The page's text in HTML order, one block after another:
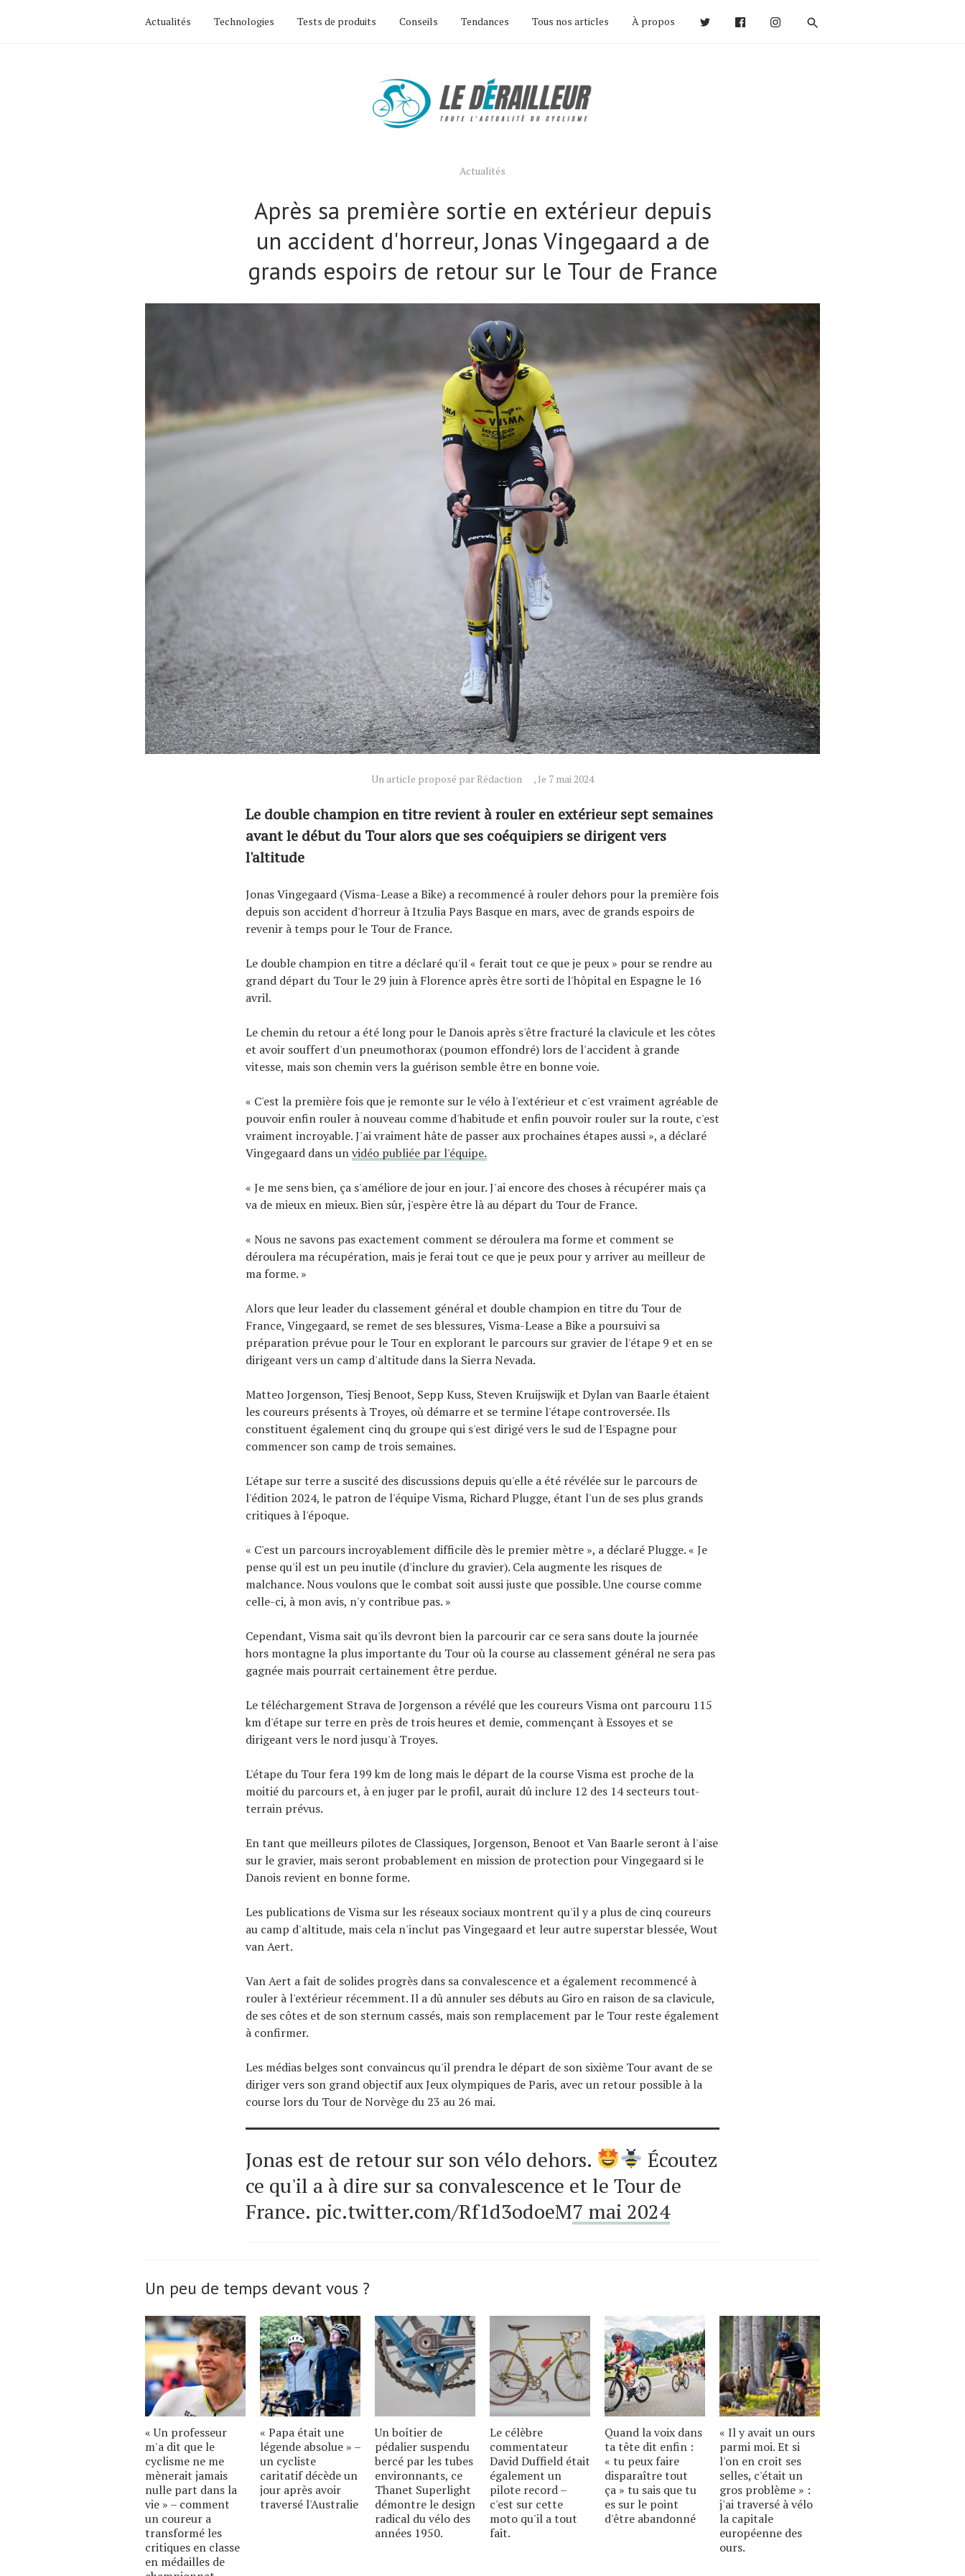
Actualités Technologies Tests de produits Conseils Tendances Tous nos articles À propos
Actualités
Après sa première sortie en extérieur depuis
un accident d'horreur, Jonas Vingegaard a de
grands espoirs de retour sur le Tour de France
Un article proposé par Rédaction , le 7 mai 2024
Le double champion en titre revient à rouler en extérieur sept semaines
avant le début du Tour alors que ses coéquipiers se dirigent vers
l'altitude
Jonas Vingegaard (Visma-Lease a Bike) a recommencé à rouler dehors pour la première fois
depuis son accident d'horreur à Itzulia Pays Basque en mars, avec de grands espoirs de
revenir à temps pour le Tour de France.
Le double champion en titre a déclaré qu'il « ferait tout ce que je peux » pour se rendre au
grand départ du Tour le 29 juin à Florence après être sorti de l'hôpital en Espagne le 16
avril.
Le chemin du retour a été long pour le Danois après s'être fracturé la clavicule et les côtes
et avoir souffert d'un pneumothorax (poumon effondré) lors de l'accident à grande
vitesse, mais son chemin vers la guérison semble être en bonne voie.
« C'est la première fois que je remonte sur le vélo à l'extérieur et c'est vraiment agréable de
pouvoir enfin rouler à nouveau comme d'habitude et enfin pouvoir rouler sur la route, c'est
vraiment incroyable. J'ai vraiment hâte de passer aux prochaines étapes aussi », a déclaré
Vingegaard dans unvidéo publiée par l'équipe.
« Je me sens bien, ça s'améliore de jour en jour. J'ai encore des choses à récupérer mais ça
va de mieux en mieux. Bien sûr, j'espère être là au départ du Tour de France.
« Nous ne savons pas exactement comment se déroulera ma forme et comment se
déroulera ma récupération, mais je ferai tout ce que je peux pour y arriver au meilleur de
ma forme. »
Alors que leur leader du classement général et double champion en titre du Tour de
France, Vingegaard, se remet de ses blessures, Visma-Lease a Bike a poursuivi sa
préparation prévue pour le Tour en explorant le parcours sur gravier de l'étape 9 et en se
dirigeant vers un camp d'altitude dans la Sierra Nevada.
Matteo Jorgenson, Tiesj Benoot, Sepp Kuss, Steven Kruijswijk et Dylan van Baarle étaient
les coureurs présents à Troyes, où démarre et se termine l'étape controversée. Ils
constituent également cinq du groupe qui s'est dirigé vers le sud de l'Espagne pour
commencer son camp de trois semaines.
L'étape sur terre a suscité des discussions depuis qu'elle a été révélée sur le parcours de
l'édition 2024, le patron de l'équipe Visma, Richard Plugge, étant l'un de ses plus grands
critiques à l'époque.
« C'est un parcours incroyablement difficile dès le premier mètre », a déclaré Plugge. « Je
pense qu'il est un peu inutile (d'inclure du gravier). Cela augmente les risques de
malchance. Nous voulons que le combat soit aussi juste que possible. Une course comme
celle-ci, à mon avis, n'y contribue pas. »
Cependant, Visma sait qu'ils devront bien la parcourir car ce sera sans doute la journée
hors montagne la plus importante du Tour où la course au classement général ne sera pas
gagnée mais pourrait certainement être perdue.
Le téléchargement Strava de Jorgenson a révélé que les coureurs Visma ont parcouru 115
km d'étape sur terre en près de trois heures et demie, commençant à Essoyes et se
dirigeant vers le nord jusqu'à Troyes.
L'étape du Tour fera 199 km de long mais le départ de la course Visma est proche de la
moitié du parcours et, à en juger par le profil, aurait dû inclure 12 des 14 secteurs tout-
terrain prévus.
En tant que meilleurs pilotes de Classiques, Jorgenson, Benoot et Van Baarle seront à l'aise
sur le gravier, mais seront probablement en mission de protection pour Vingegaard si le
Danois revient en bonne forme.
Les publications de Visma sur les réseaux sociaux montrent qu'il y a plus de cinq coureurs
au camp d'altitude, mais cela n'inclut pas Vingegaard et leur autre superstar blessée, Wout
van Aert.
Van Aert a fait de solides progrès dans sa convalescence et a également recommencé à
rouler à l'extérieur récemment. Il a dû annuler ses débuts au Giro en raison de sa clavicule,
de ses côtes et de son sternum cassés, mais son remplacement par le Tour reste également
à confirmer.
Les médias belges sont convaincus qu'il prendra le départ de son sixième Tour avant de se
diriger vers son grand objectif aux Jeux olympiques de Paris, avec un retour possible à la
course lors du Tour de Norvège du 23 au 26 mai.
Jonas est de retour sur son vélo dehors.
Écoutez
ce qu'il a à dire sur sa convalescence et le Tour de
France. pic.twitter.com/Rf1d3odoeM7 mai 2024
Un peu de temps devant vous ?
« Un professeur
m'a dit que le
cyclisme ne me
mènerait jamais
nulle part dans la
vie » – comment
un coureur a
transformé les
critiques en classe
en médailles de
« Papa était une
légende absolue » –
un cycliste
caritatif décède un
jour après avoir
traversé l'Australie
Un boîtier de
pédalier suspendu
bercé par les tubes
environnants, ce
Thanet Superlight
démontre le design
radical du vélo des
années 1950.
Le célèbre
commentateur
David Duffield était
également un
pilote record –
c'est sur cette
moto qu'il a tout
fait.
Quand la voix dans
ta tête dit enfin :
« tu peux faire
disparaître tout
ça » tu sais que tu
es sur le point
d'être abandonné
« Il y avait un ours
parmi moi. Et si
l'on en croit ses
selles, c'était un
gros problème » :
j'ai traversé à vélo
la capitale
européenne des
ours.